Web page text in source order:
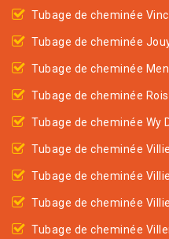
Tubage de cheminée
Tubage de cheminée
Tubage de cheminée
Tubage de cheminée
Tubage de cheminée Wy
Tubage de cheminée
Tubage de cheminée
Tubage de cheminée
Tubage de cheminée